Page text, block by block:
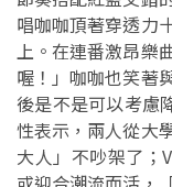
唱咖咖頂著穿透力
上。在連番激昂樂
喔！」咖咖也笑著
後是不是可以考慮
性表示，兩人從大
大人」不吵架了；